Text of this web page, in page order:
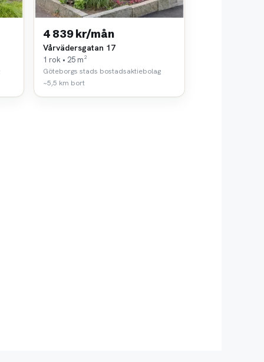
4 839 kr/mån
Vårvädersgatan 17
1 rok • 25 m²
Göteborgs stads bostadsaktiebolag
~5,5 km bort